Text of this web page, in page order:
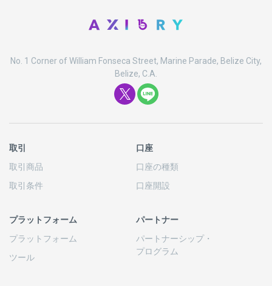
No. 1 Corner of William Fonseca Street, Marine Parade, Belize City,
Belize, C.A.
取引
取引商品
取引条件
口座
口座の種類
口座開設
プラットフォーム
プラットフォーム
ツール
パートナー
パートナーシップ・
プログラム